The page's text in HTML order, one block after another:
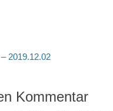
2019.12.02
Kommentar